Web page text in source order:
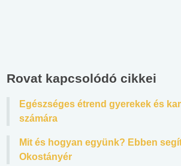
Rovat kapcsolódó cikkei
Egészséges étrend gyerekek és
számára
Mit és hogyan együnk? Ebben
Okostányér